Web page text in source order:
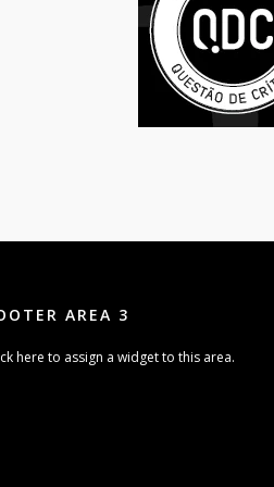
AREA 3
here to assign a widget to this area.